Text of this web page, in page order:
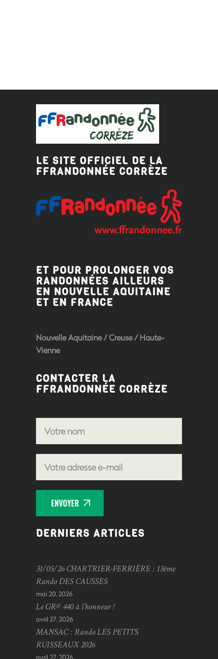
LE SITE OFFICIEL DE LA
FFRANDONNÉE CORRÈZE
ET POUR PROLONGER VOS
RANDONNÉES AILLEURS
EN NOUVELLE AQUITAINE
ET EN FRANCE
Nouvelle Aquitaine/Creuse/Haute-
Vienne
CONTACTER LA
FFRANDONNÉE CORRÈZE
ENVOYER
DERNIERS ARTICLES
31/05/26 CHARTRIER-FERRIÈRE : 13ème
Rando DES CAUSSES
mai 20, 2026
Le GR® 440 à l’honneur !
avril 27, 2026
MANSAC : Rando LES PETITS
RUISSEAUX 2026